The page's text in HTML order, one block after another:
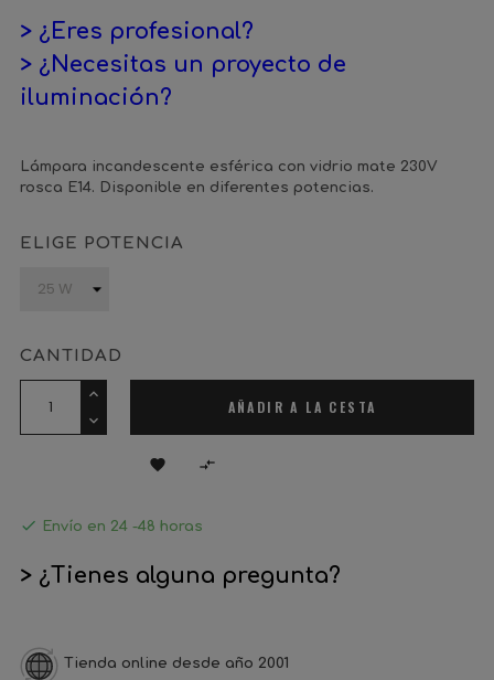
> ¿Eres profesional?
> ¿Necesitas un proyecto de
iluminación?
Lámpara incandescente esférica con vidrio mate 230V
rosca E14. Disponible en diferentes potencias.
ELIGE POTENCIA
CANTIDAD
AÑADIR A LA CESTA
 
 Envío en 24 -48 horas
> ¿Tienes alguna pregunta?
Tienda online desde año 2001